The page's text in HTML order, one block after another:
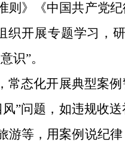
则》《中国共产党
织开展专题学习，
识”。
常态化开展典型案
”问题，如违规收
等，用案例说纪律